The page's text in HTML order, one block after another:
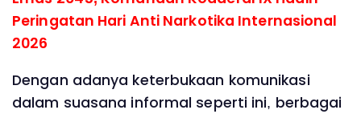
Peringatan Hari Anti Narkotika Internasional
2026
Dengan adanya keterbukaan komunikasi
dalam suasana informal seperti ini, berbagai